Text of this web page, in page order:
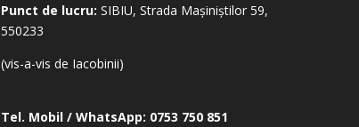
Punct de lucru: SIBIU, Strada Mașiniștilor 59,
550233
(vis-a-vis de Iacobinii)
Tel. Mobil / WhatsApp: 0753 750 851